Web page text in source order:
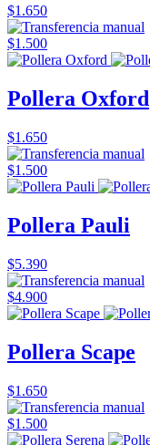
$1.650
$1.500
Pollera Oxford
$1.650
$1.500
Pollera Pauli
$5.390
$4.900
Pollera Scape
$1.650
$1.500